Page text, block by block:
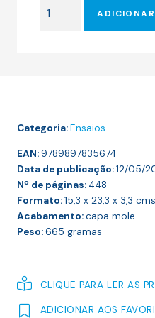
era:
24.00
—
A
CAMINHO
DA
FUSÃO
COM
ADICIONAR
Categoria:Ensaios
EAN:9789897835674
Data de publicação:12/05/
Nº de páginas: 448
Formato:15,3 x 23,3 x 3,3 cms
Acabamento:capa mole
Peso:665 gramas
CLIQUE PARA LER AS
ADICIONAR AOS